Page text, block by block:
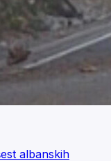
albanskih